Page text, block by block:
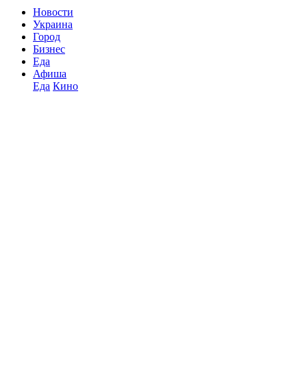
Новости
Украина
Город
Бизнес
Еда
Афиша
Еда Кино